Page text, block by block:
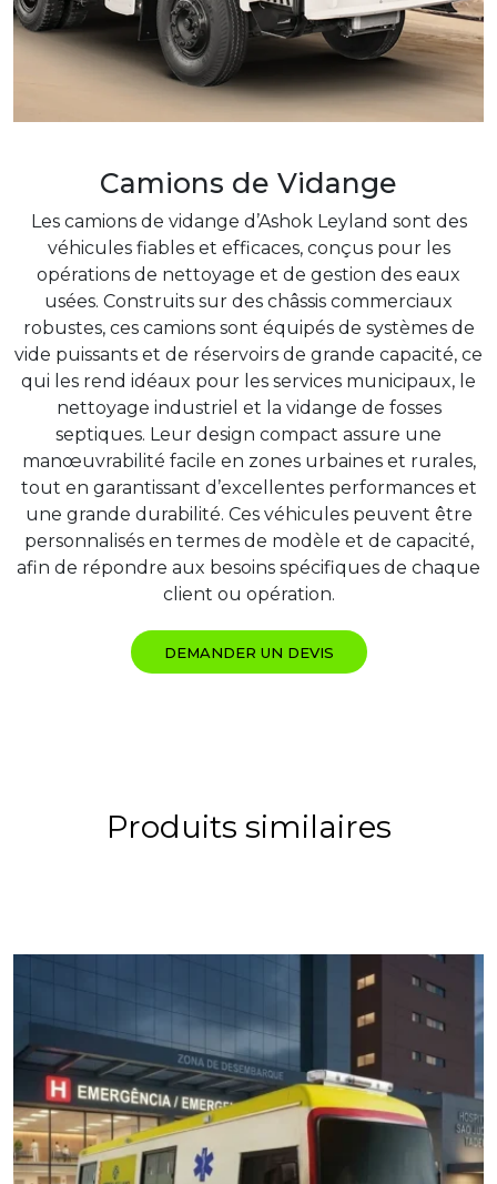
Camions de Vidange
Les camions de vidange d’Ashok Leyland sont des
véhicules fiables et efficaces, conçus pour les
opérations de nettoyage et de gestion des eaux
usées. Construits sur des châssis commerciaux
robustes, ces camions sont équipés de systèmes de
vide puissants et de réservoirs de grande capacité, ce
qui les rend idéaux pour les services municipaux, le
nettoyage industriel et la vidange de fosses
septiques. Leur design compact assure une
manœuvrabilité facile en zones urbaines et rurales,
tout en garantissant d’excellentes performances et
une grande durabilité. Ces véhicules peuvent être
personnalisés en termes de modèle et de capacité,
afin de répondre aux besoins spécifiques de chaque
client ou opération.
DEMANDER UN DEVIS
Produits similaires